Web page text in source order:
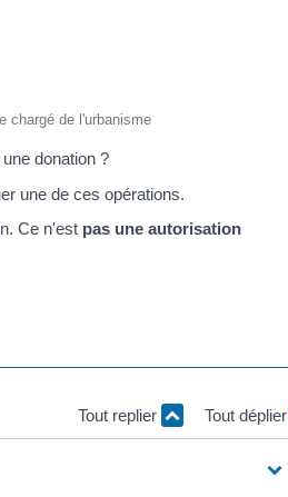
chargé de l'urbanisme
donation ?
une de ces opérations.
Ce n'est pas une autorisation
Tout replier Tout déplier